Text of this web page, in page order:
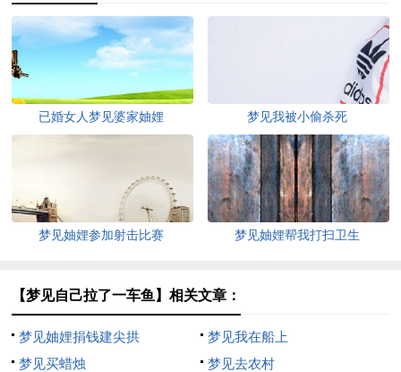
已婚女人梦见婆家妯娌 梦见我被小偷杀死
梦见妯娌参加射击比赛 梦见妯娌帮我打扫卫生
【梦见自己拉了一车鱼】相关文章：
梦见妯娌捐钱建尖拱
梦见我在船上
梦见买蜡烛
梦见去农村